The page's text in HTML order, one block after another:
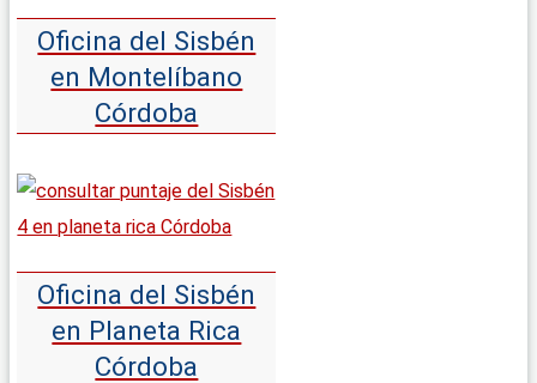
Oficina del Sisbén
en Montelíbano
Córdoba
Oficina del Sisbén
en Planeta Rica
Córdoba